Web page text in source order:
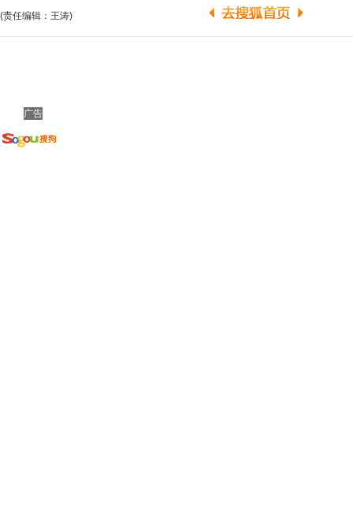
(责任编辑：王涛)
广告